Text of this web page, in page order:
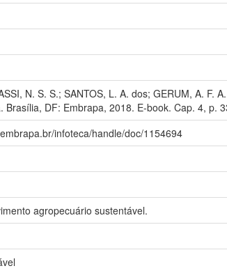
N. S. S.; SANTOS, L. A. dos; GERUM, A. F.
Brasília, DF: Embrapa, 2018. E-book. Cap. 4, p.
infoteca/handle/doc/1154694
agropecuário sustentável.